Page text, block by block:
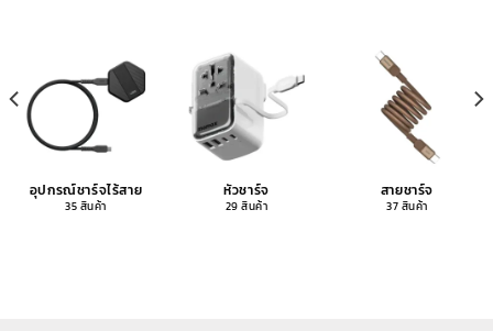
อุปกรณ์ชาร์จไร้สาย
35 สินค้า
หัวชาร์จ
29 สินค้า
สายชาร์จ
37 สินค้า